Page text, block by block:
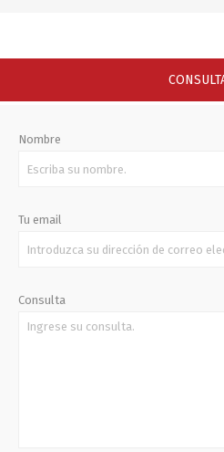
Nombre
Tu email
Consulta